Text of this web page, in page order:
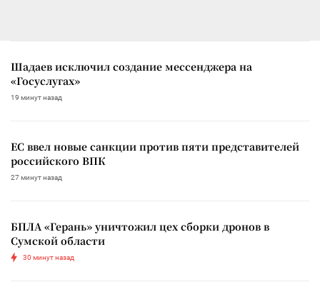
Шадаев исключил создание мессенджера на
«Госуслугах»
19 минут назад
ЕС ввел новые санкции против пяти представителей
российского ВПК
27 минут назад
БПЛА «Герань» уничтожил цех сборки дронов в
Сумской области
30 минут назад